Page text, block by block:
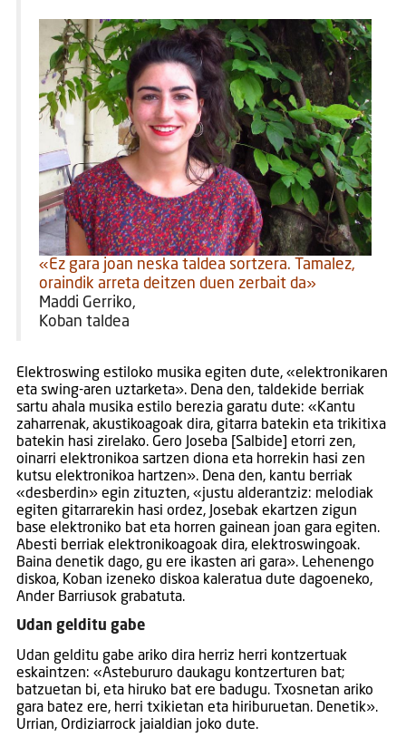
«Ez gara joan neska taldea sortzera. Tamalez,
oraindik arreta deitzen duen zerbait da»
Maddi Gerriko,
Koban taldea
Elektroswing estiloko musika egiten dute, «elektronikaren
eta swing-aren uztarketa». Dena den, taldekide berriak
sartu ahala musika estilo berezia garatu dute: «Kantu
zaharrenak, akustikoagoak dira, gitarra batekin eta trikitixa
batekin hasi zirelako. Gero Joseba [Salbide] etorri zen,
oinarri elektronikoa sartzen diona eta horrekin hasi zen
kutsu elektronikoa hartzen». Dena den, kantu berriak
«desberdin» egin zituzten, «justu alderantziz: melodiak
egiten gitarrarekin hasi ordez, Josebak ekartzen zigun
base elektroniko bat eta horren gainean joan gara egiten.
Abesti berriak elektronikoagoak dira, elektroswingoak.
Baina denetik dago, gu ere ikasten ari gara». Lehenengo
diskoa, Koban izeneko diskoa kaleratua dute dagoeneko,
Ander Barriusok grabatuta.
Udan gelditu gabe
Udan gelditu gabe ariko dira herriz herri kontzertuak
eskaintzen: «Astebururo daukagu kontzerturen bat;
batzuetan bi, eta hiruko bat ere badugu. Txosnetan ariko
gara batez ere, herri txikietan eta hiriburuetan. Denetik».
Urrian, Ordiziarrock jaialdian joko dute.